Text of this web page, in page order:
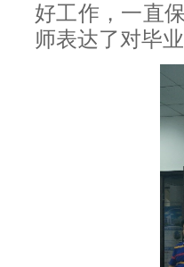
好工作，一直
师表达了对毕